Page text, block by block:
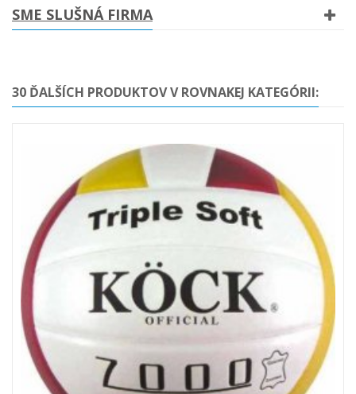
SME SLUŠNÁ FIRMA
30 ĎALŠÍCH PRODUKTOV V ROVNAKEJ KATEGÓRII: